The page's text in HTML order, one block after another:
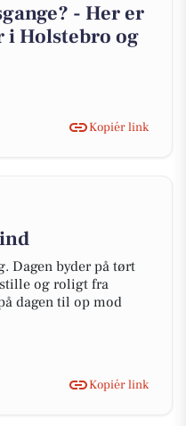
- Her er
i Holstebro og
Kopiér link
Dagen byder på tørt
og roligt fra
dagen til op mod
Kopiér link